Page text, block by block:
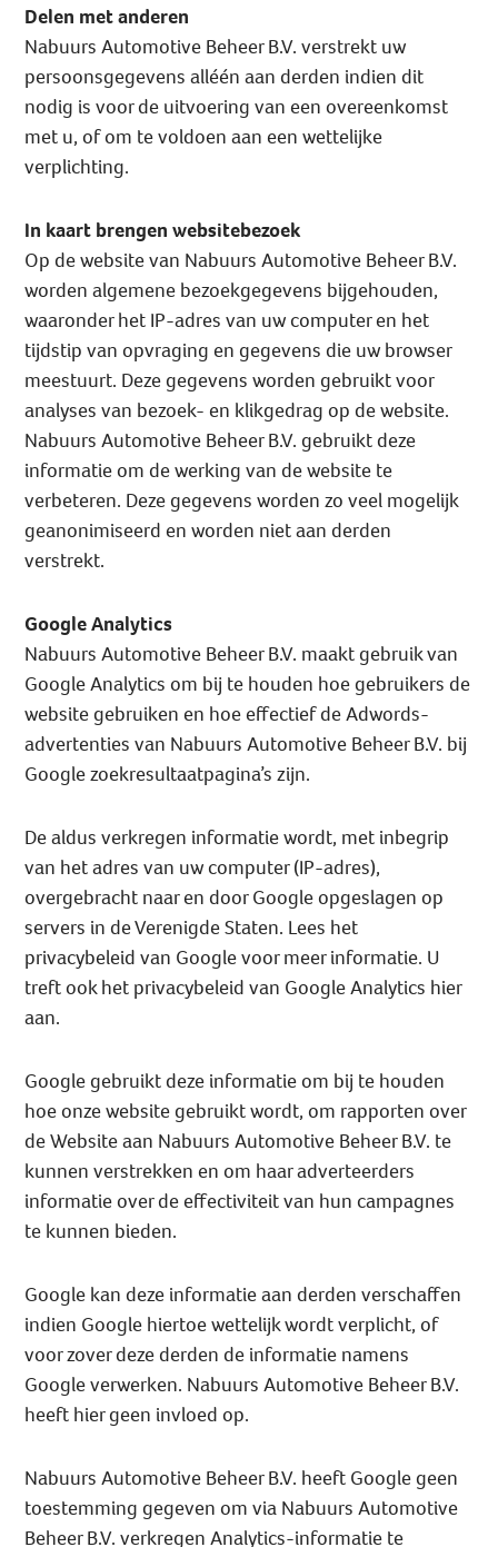
Delen met anderen
Nabuurs Automotive Beheer B.V. verstrekt uw
persoonsgegevens alléén aan derden indien dit
nodig is voor de uitvoering van een overeenkomst
met u, of om te voldoen aan een wettelijke
verplichting.
In kaart brengen websitebezoek
Op de website van Nabuurs Automotive Beheer B.V.
worden algemene bezoekgegevens bijgehouden,
waaronder het IP-adres van uw computer en het
tijdstip van opvraging en gegevens die uw browser
meestuurt. Deze gegevens worden gebruikt voor
analyses van bezoek- en klikgedrag op de website.
Nabuurs Automotive Beheer B.V. gebruikt deze
informatie om de werking van de website te
verbeteren. Deze gegevens worden zo veel mogelijk
geanonimiseerd en worden niet aan derden
verstrekt.
Google Analytics
Nabuurs Automotive Beheer B.V. maakt gebruik van
Google Analytics om bij te houden hoe gebruikers de
website gebruiken en hoe effectief de Adwords-
advertenties van Nabuurs Automotive Beheer B.V. bij
Google zoekresultaatpagina’s zijn.
De aldus verkregen informatie wordt, met inbegrip
van het adres van uw computer (IP-adres),
overgebracht naar en door Google opgeslagen op
servers in de Verenigde Staten. Lees het
privacybeleid van Google voor meer informatie. U
treft ook het privacybeleid van Google Analytics hier
aan.
Google gebruikt deze informatie om bij te houden
hoe onze website gebruikt wordt, om rapporten over
de Website aan Nabuurs Automotive Beheer B.V. te
kunnen verstrekken en om haar adverteerders
informatie over de effectiviteit van hun campagnes
te kunnen bieden.
Google kan deze informatie aan derden verschaffen
indien Google hiertoe wettelijk wordt verplicht, of
voor zover deze derden de informatie namens
Google verwerken. Nabuurs Automotive Beheer B.V.
heeft hier geen invloed op.
Nabuurs Automotive Beheer B.V. heeft Google geen
toestemming gegeven om via Nabuurs Automotive
Beheer B.V. verkregen Analytics-informatie te